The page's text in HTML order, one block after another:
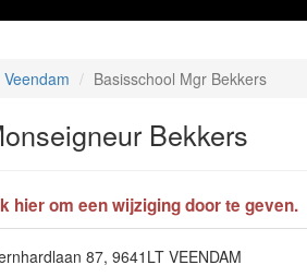
Veendam Basisschool Mgr Bekkers
Bekkers
hier om een wijziging door te geven.
87, 9641LT VEENDAM